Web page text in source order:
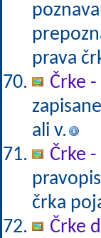
prava
Črke
ali v.
Črke
črka
Črke